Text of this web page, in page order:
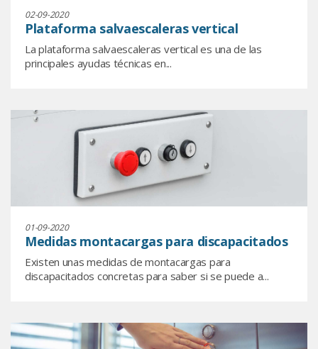
02-09-2020
Plataforma salvaescaleras vertical
La plataforma salvaescaleras vertical es una de las
principales ayudas técnicas en...
01-09-2020
Medidas montacargas para discapacitados
Existen unas medidas de montacargas para
discapacitados concretas para saber si se puede a...